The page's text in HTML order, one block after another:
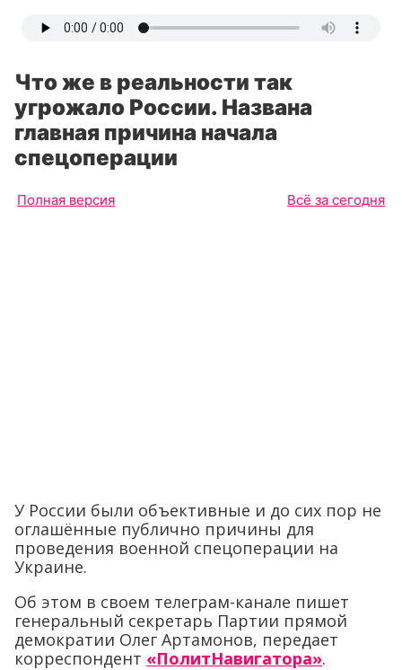
Что же в реальности так
угрожало России. Названа
главная причина начала
спецоперации
Полная версия Всё за сегодня
У России были объективные и до сих пор не
оглашённые публично причины для
проведения военной спецоперации на
Украине.
Об этом в своем телеграм-канале пишет
генеральный секретарь Партии прямой
демократии Олег Артамонов, передает
корреспондент «ПолитНавигатора».